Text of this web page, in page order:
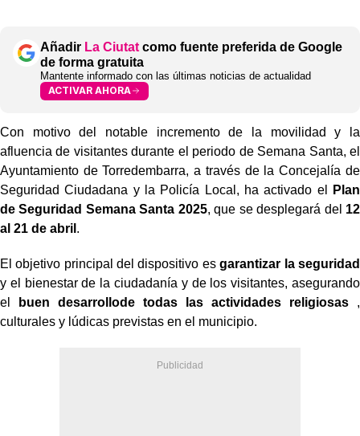
Añadir La Ciutat como fuente preferida de Google
de forma gratuita
Mantente informado con las últimas noticias de actualidad
ACTIVAR AHORA
Con motivo del notable incremento de la movilidad y la
afluencia de visitantes durante el periodo de Semana Santa, el
Ayuntamiento de Torredembarra, a través de la Concejalía de
Seguridad Ciudadana y la Policía Local, ha activado el
Plan
de Seguridad Semana Santa 2025, que se desplegará del 12
al 21 de abril .
El objetivo principal del dispositivo esgarantizar la seguridad
y el bienestar de la ciudadanía y de los visitantes, asegurando
el
buen desarrollode todas las actividades religiosas ,
culturales y lúdicas previstas en el municipio.